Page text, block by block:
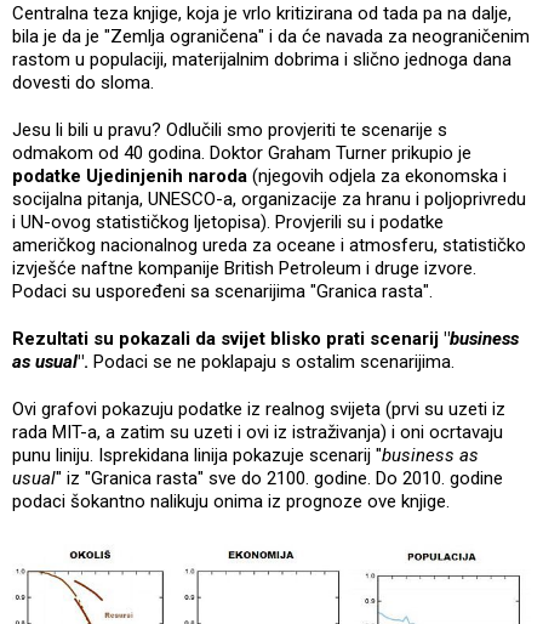
Centralna teza knjige, koja je vrlo kritizirana od tada pa na dalje,
bila je da je "Zemlja ograničena" i da će navada za neograničenim
rastom u populaciji, materijalnim dobrima i slično jednoga dana
dovesti do sloma.
Jesu li bili u pravu? Odlučili smo provjeriti te scenarije s
odmakom od 40 godina. Doktor Graham Turner prikupio je
podatke Ujedinjenih naroda (njegovih odjela za ekonomska i
socijalna pitanja, UNESCO-a, organizacije za hranu i poljoprivredu
i UN-ovog statističkog ljetopisa). Provjerili su i podatke
američkog nacionalnog ureda za oceane i atmosferu, statističko
izvješće naftne kompanije British Petroleum i druge izvore.
Podaci su uspoređeni sa scenarijima "Granica rasta".
Rezultati su pokazali da svijet blisko prati scenarij "business
as usual". Podaci se ne poklapaju s ostalim scenarijima.
Ovi grafovi pokazuju podatke iz realnog svijeta (prvi su uzeti iz
rada MIT-a, a zatim su uzeti i ovi iz istraživanja) i oni ocrtavaju
punu liniju. Isprekidana linija pokazuje scenarij "business as
usual" iz "Granica rasta" sve do 2100. godine. Do 2010. godine
podaci šokantno nalikuju onima iz prognoze ove knjige.